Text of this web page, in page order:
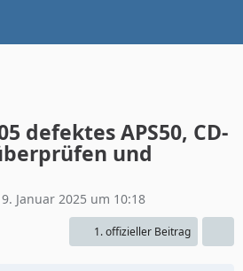
defektes APS50, CD-
und
Januar 2025 um 10:18
1. offizieller Beitrag